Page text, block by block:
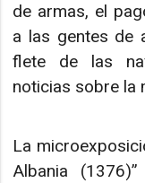
de armas, el
a las gentes de
flete de las
noticias sobre la
La
Albania